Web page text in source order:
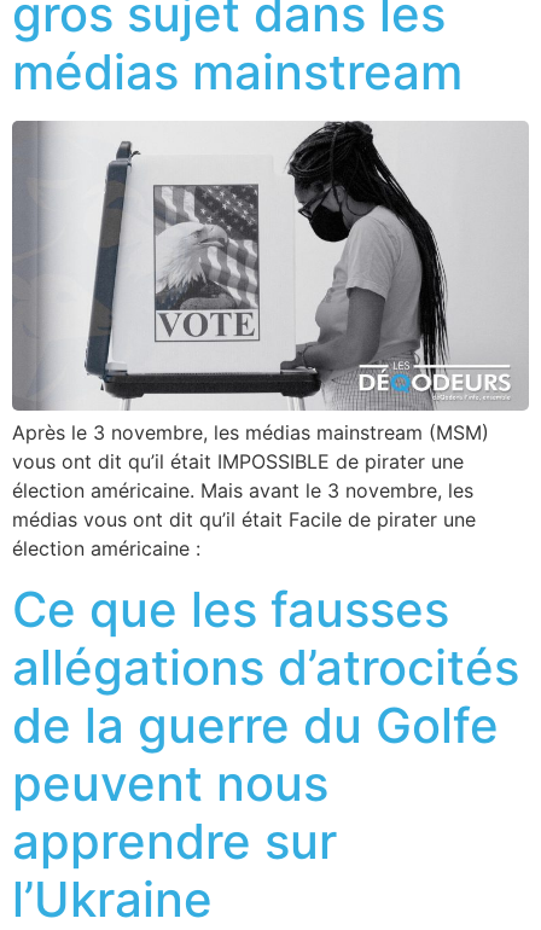
gros sujet dans les
médias mainstream
Après le 3 novembre, les médias mainstream (MSM)
vous ont dit qu’il était IMPOSSIBLE de pirater une
élection américaine. Mais avant le 3 novembre, les
médias vous ont dit qu’il était Facile de pirater une
élection américaine :
Ce que les fausses
allégations d’atrocités
de la guerre du Golfe
peuvent nous
apprendre sur
l’Ukraine